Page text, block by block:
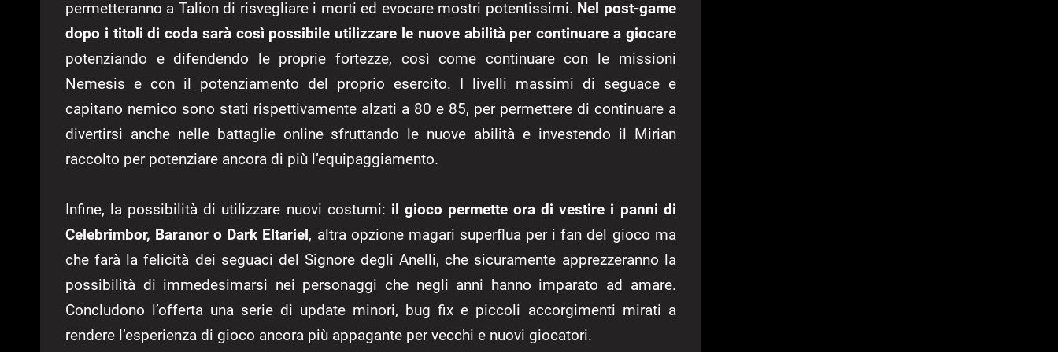
permetteranno a Talion di risvegliare i morti ed evocare mostri potentissimi. Nel post-game
dopo i titoli di coda sarà così possibile utilizzare le nuove abilità per continuare a giocare
potenziando e difendendo le proprie fortezze, così come continuare con le missioni
Nemesis e con il potenziamento del proprio esercito. I livelli massimi di seguace e
capitano nemico sono stati rispettivamente alzati a 80 e 85, per permettere di continuare a
divertirsi anche nelle battaglie online sfruttando le nuove abilità e investendo il Mirian
raccolto per potenziare ancora di più l’equipaggiamento.
Infine, la possibilità di utilizzare nuovi costumi: il gioco permette ora di vestire i panni di
Celebrimbor, Baranor o Dark Eltariel, altra opzione magari superflua per i fan del gioco ma
che farà la felicità dei seguaci del Signore degli Anelli, che sicuramente apprezzeranno la
possibilità di immedesimarsi nei personaggi che negli anni hanno imparato ad amare.
Concludono l’offerta una serie di update minori, bug fix e piccoli accorgimenti mirati a
rendere l’esperienza di gioco ancora più appagante per vecchi e nuovi giocatori.